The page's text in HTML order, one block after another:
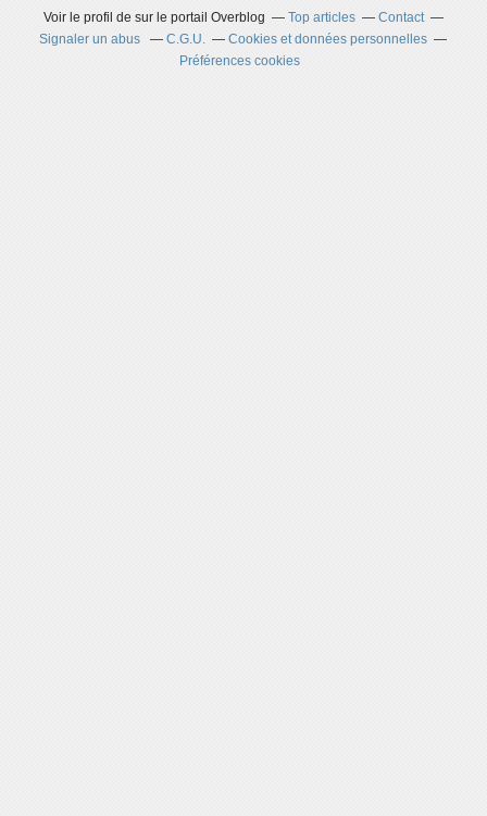
Voir le profil de sur le portail Overblog Top articles
Contact
Signaler un abus
C.G.U.
Cookies et données personnelles
Préférences cookies